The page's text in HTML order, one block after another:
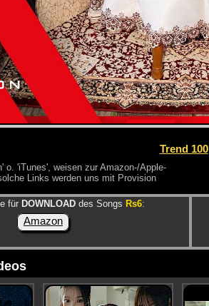
Trend 100
o. 'iTunes', weisen zur Amazon-/Apple-
Links werden uns mit Provision
für DOWNLOAD des Songs Rs6:
Amazon